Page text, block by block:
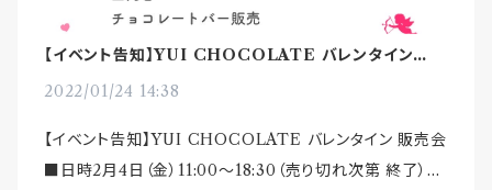
【イベント告知】YUI CHOCOLATE バレンタイン販売
2022/01/24 14:38
【イベント告知】YUI CHOCOLATE バレンタイン 販売会
■日時2月4日（金）11:00〜18:30（売り切れ次第 終了）■